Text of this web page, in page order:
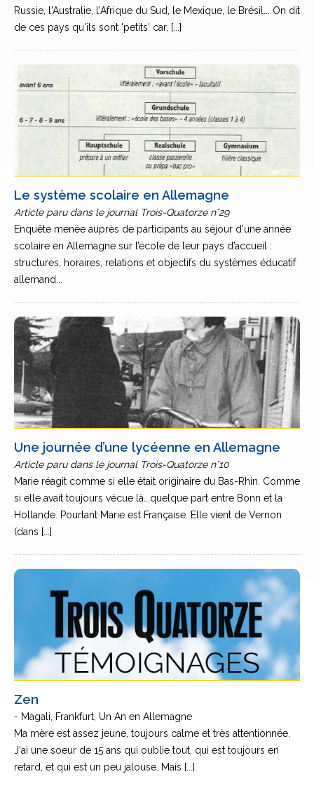
Russie, l'Australie, l'Afrique du Sud, le Mexique, le Brésil... On dit
de ces pays qu'ils sont 'petits' car, [...]
Le système scolaire en Allemagne
Article paru dans le journal Trois-Quatorze n°29
Enquête menée auprès de participants au séjour d'une année
scolaire en Allemagne sur l’école de leur pays d’accueil :
structures, horaires, relations et objectifs du systèmes éducatif
allemand...
Une journée d’une lycéenne en Allemagne
Article paru dans le journal Trois-Quatorze n°10
Marie réagit comme si elle était originaire du Bas-Rhin. Comme
si elle avait toujours vécue là...quelque part entre Bonn et la
Hollande. Pourtant Marie est Française. Elle vient de Vernon
(dans [...]
Zen
- Magali, Frankfurt, Un An en Allemagne
Ma mère est assez jeune, toujours calme et très attentionnée.
J'ai une soeur de 15 ans qui oublie tout, qui est toujours en
retard, et qui est un peu jalouse. Mais [...]